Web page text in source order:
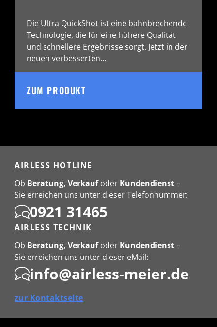
Die Ultra QuickShot ist eine bahnbrechende
Technologie, die für eine höhere Qualität
und schnellere Ergebnisse sorgt. Jetzt in der
neuen verbesserten…
ZUM PRODUKT
AIRLESS HOTLINE
Ob Beratung, Verkaufoder Kundendienst–
Sie erreichen uns unter dieser Telefonnummer:
0921 31465
AIRLESS TECHNIK
Ob Beratung, Verkaufoder Kundendienst–
Sie erreichen uns unter dieser eMail:
info@airless-meier.de
zur Kontaktseite